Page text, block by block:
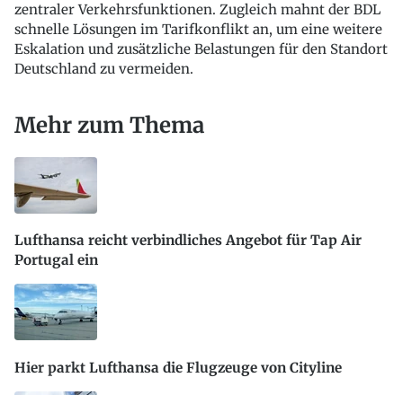
zentraler Verkehrsfunktionen. Zugleich mahnt der BDL
schnelle Lösungen im Tarifkonflikt an, um eine weitere
Eskalation und zusätzliche Belastungen für den Standort
Deutschland zu vermeiden.
Mehr zum Thema
Lufthansa reicht verbindliches Angebot für Tap Air
Portugal ein
Hier parkt Lufthansa die Flugzeuge von Cityline